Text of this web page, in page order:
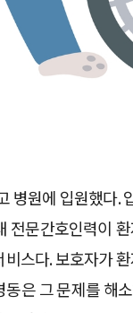
병원에 입원했다.
전문간호인력이
스다. 보호자가
은 그 문제를 해